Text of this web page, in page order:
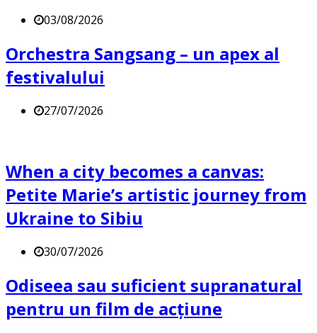
03/08/2026
Orchestra Sangsang – un apex al
festivalului
27/07/2026
When a city becomes a canvas:
Petite Marie’s artistic journey from
Ukraine to Sibiu
30/07/2026
Odiseea sau suficient supranatural
pentru un film de acțiune